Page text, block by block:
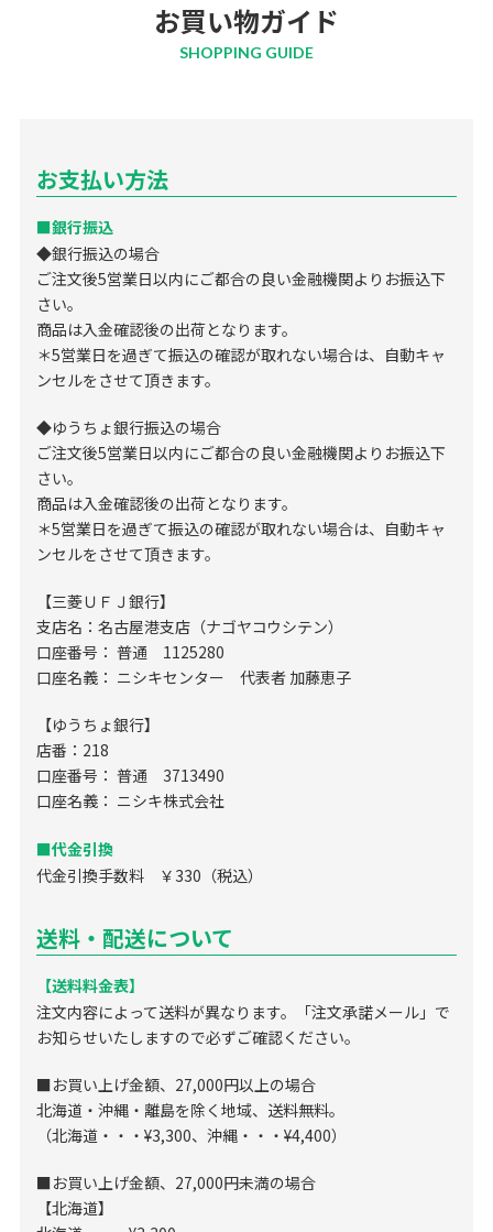
お買い物ガイド
SHOPPING GUIDE
お支払い方法
■銀行振込
◆銀行振込の場合
ご注文後5営業日以内にご都合の良い金融機関よりお振込下
さい。
商品は入金確認後の出荷となります。
＊5営業日を過ぎて振込の確認が取れない場合は、自動キャ
ンセルをさせて頂きます。
◆ゆうちょ銀行振込の場合
ご注文後5営業日以内にご都合の良い金融機関よりお振込下
さい。
商品は入金確認後の出荷となります。
＊5営業日を過ぎて振込の確認が取れない場合は、自動キャ
ンセルをさせて頂きます。
【三菱ＵＦＪ銀行】
支店名：名古屋港支店（ナゴヤコウシテン）
口座番号： 普通 1125280
口座名義： ニシキセンター 代表者 加藤恵子
【ゆうちょ銀行】
店番：218
口座番号： 普通 3713490
口座名義： ニシキ株式会社
■代金引換
代金引換手数料 ￥330（税込）
送料・配送について
【送料料金表】
注文内容によって送料が異なります。「注文承諾メール」で
お知らせいたしますので必ずご確認ください。
■お買い上げ金額、27,000円以上の場合
北海道・沖縄・離島を除く地域、送料無料。
（北海道・・・¥3,300、沖縄・・・¥4,400）
■お買い上げ金額、27,000円未満の場合
【北海道】